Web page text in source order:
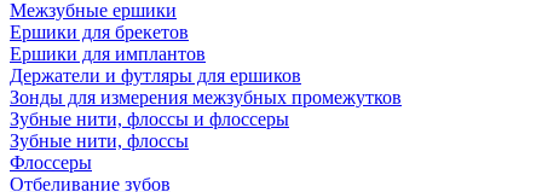
Межзубные ершики
Ершики для брекетов
Ершики для имплантов
Держатели и футляры для ершиков
Зонды для измерения межзубных промежутков
Зубные нити, флоссы и флоссеры
Зубные нити, флоссы
Флоссеры
Отбеливание зубов